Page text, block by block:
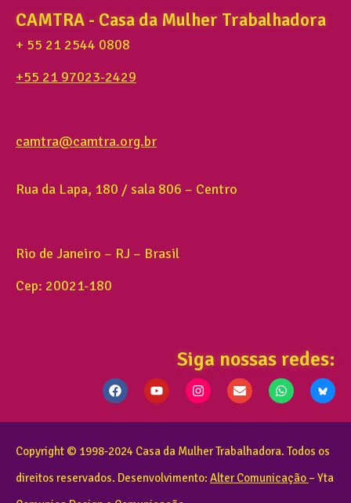
CAMTRA - Casa da Mulher Trabalhadora
+ 55 21 2544 0808
+55 21 97023-2429
camtra@camtra.org.br
Rua da Lapa, 180 / sala 806 – Centro
Rio de Janeiro – RJ – Brasil
Cep: 20021-180
Siga nossas redes:
Copyright © 1998-2024 Casa da Mulher Trabalhadora. Todos os
direitos reservados. Desenvolvimento: Alter Comunicação – Yta